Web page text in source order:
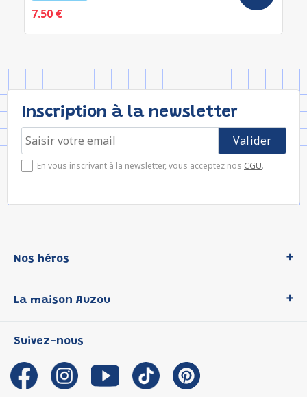
7.50 €
Inscription à la newsletter
En vous inscrivant à la newsletter, vous acceptez nos CGU.
Nos héros
P'tit Loup
Les Influenceuses
Migali
Petite Taupe
La maison Auzou
Notre histoire
Auzou s'engage
Auteurs et illustrateurs Auzou
Suivez-nous